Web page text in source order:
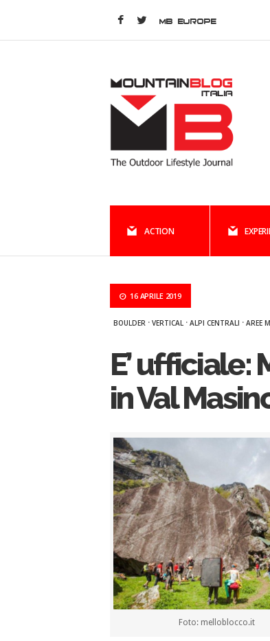
MB EUROPE
ACTION
16 APRILE 2019
BOULDER · VERTICAL · ALPI CENTRALI · AREE
E’
in Val
Foto: melloblocco.it